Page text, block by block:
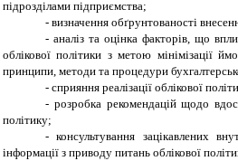
підрозділами підприємства;
- визначення обґрунтованості
- аналіз та оцінка факторів, що
облікової політики з метою мінімізації
принципи, методи та процедури
- сприяння реалізації облікової
- розробка рекомендацій щодо
політику;
- консультування зацікавлених
інформації з приводу питань облікової